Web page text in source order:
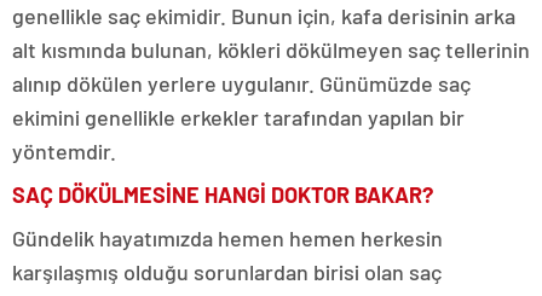
genellikle saç ekimidir. Bunun için, kafa derisinin arka
alt kısmında bulunan, kökleri dökülmeyen saç tellerinin
alınıp dökülen yerlere uygulanır. Günümüzde saç
ekimini genellikle erkekler tarafından yapılan bir
yöntemdir.
SAÇ DÖKÜLMESİNE HANGİ DOKTOR BAKAR?
Gündelik hayatımızda hemen hemen herkesin
karşılaşmış olduğu sorunlardan birisi olan saç